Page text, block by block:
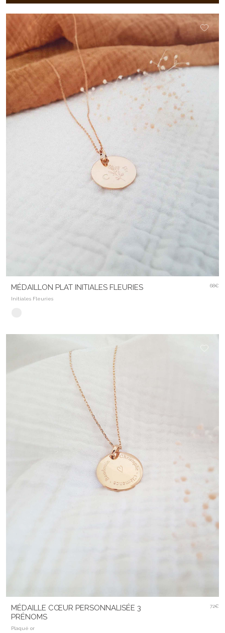
MÉDAILLON PLAT INITIALES FLEURIES
Initiales Fleuries
68€
MÉDAILLE CŒUR PERSONNALISÉE 3
PRÉNOMS
Plaqué or
72€